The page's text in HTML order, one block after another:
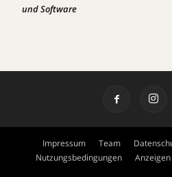
und Software
Impressum Team
Nutzungsbedingungen
Anzeigen